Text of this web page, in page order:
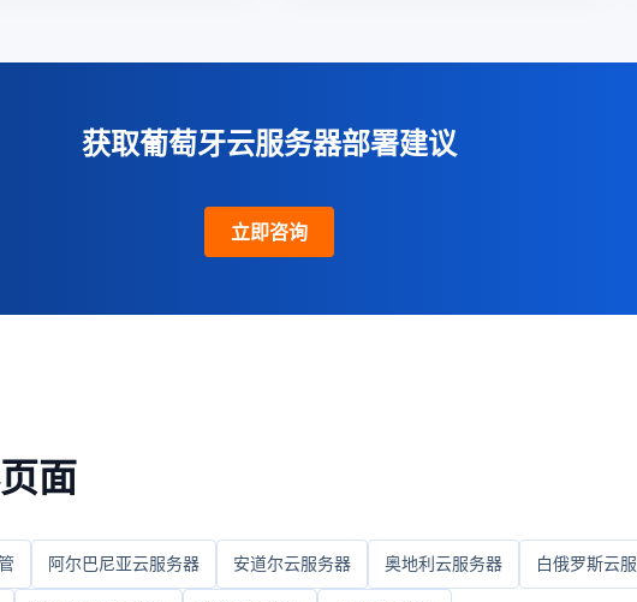
获取葡萄牙云服务器部署建议
立即咨询
面
阿尔巴尼亚云服务器 安道尔云服务器 奥地利云服务器 白俄罗斯云